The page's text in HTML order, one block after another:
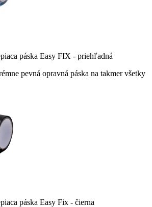
páska Easy FIX - priehľadná
pevná opravná páska na takmer všetky
páska Easy Fix - čierna